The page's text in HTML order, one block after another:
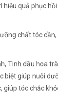
quả phục hồi
chất tóc cần,
Tinh dầu hoa
biệt giúp nuôi
giúp tóc chắc